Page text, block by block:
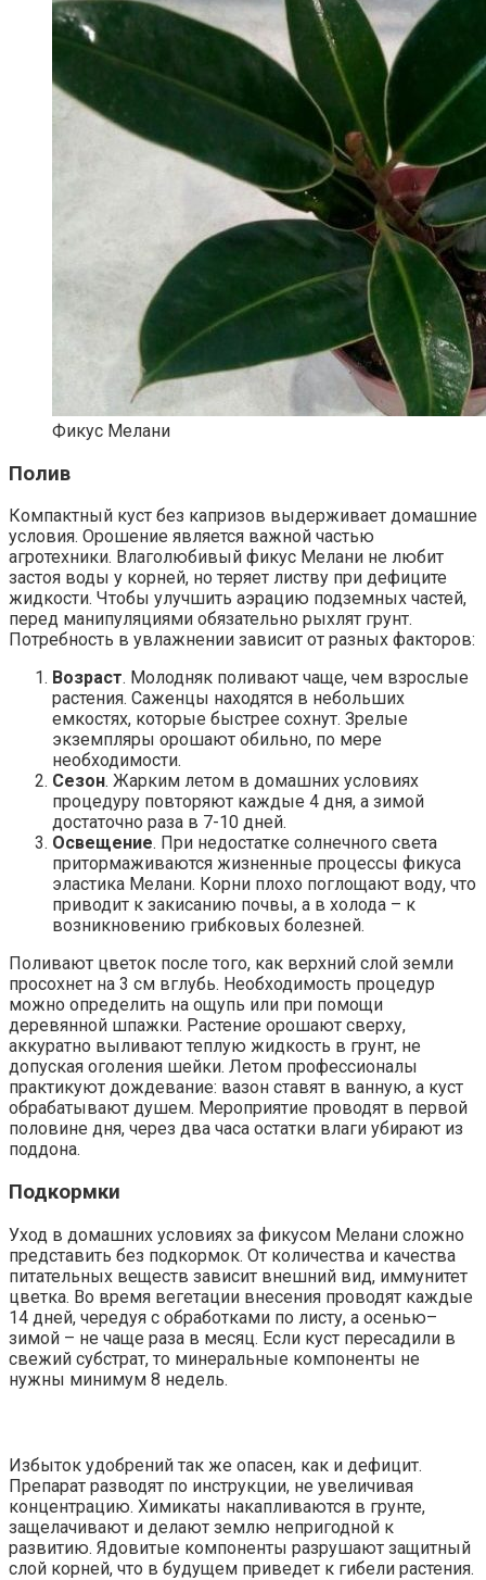
Фикус Мелани
Полив
Компактный куст без капризов выдерживает домашние
условия. Орошение является важной частью
агротехники. Влаголюбивый фикус Мелани не любит
застоя воды у корней, но теряет листву при дефиците
жидкости. Чтобы улучшить аэрацию подземных частей,
перед манипуляциями обязательно рыхлят грунт.
Потребность в увлажнении зависит от разных факторов:
Возраст. Молодняк поливают чаще, чем взрослые
растения. Саженцы находятся в небольших
емкостях, которые быстрее сохнут. Зрелые
экземпляры орошают обильно, по мере
необходимости.
Сезон. Жарким летом в домашних условиях
процедуру повторяют каждые 4 дня, а зимой
достаточно раза в 7-10 дней.
Освещение. При недостатке солнечного света
притормаживаются жизненные процессы фикуса
эластика Мелани. Корни плохо поглощают воду, что
приводит к закисанию почвы, а в холода – к
возникновению грибковых болезней.
Поливают цветок после того, как верхний слой земли
просохнет на 3 см вглубь. Необходимость процедур
можно определить на ощупь или при помощи
деревянной шпажки. Растение орошают сверху,
аккуратно выливают теплую жидкость в грунт, не
допуская оголения шейки. Летом профессионалы
практикуют дождевание: вазон ставят в ванную, а куст
обрабатывают душем. Мероприятие проводят в первой
половине дня, через два часа остатки влаги убирают из
поддона.
Подкормки
Уход в домашних условиях за фикусом Мелани сложно
представить без подкормок. От количества и качества
питательных веществ зависит внешний вид, иммунитет
цветка. Во время вегетации внесения проводят каждые
14 дней, чередуя с обработками по листу, а осенью–
зимой – не чаще раза в месяц. Если куст пересадили в
свежий субстрат, то минеральные компоненты не
нужны минимум 8 недель.
Избыток удобрений так же опасен, как и дефицит.
Препарат разводят по инструкции, не увеличивая
концентрацию. Химикаты накапливаются в грунте,
защелачивают и делают землю непригодной к
развитию. Ядовитые компоненты разрушают защитный
слой корней, что в будущем приведет к гибели растения.